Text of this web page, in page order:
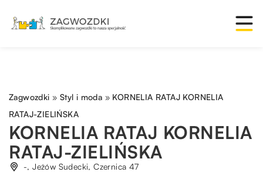
Zagwozdki » Styl i moda » KORNELIA RATAJ KORNELIA
RATAJ-ZIELIŃSKA
KORNELIA RATAJ KORNELIA
RATAJ-ZIELIŃSKA
-, Jeżów Sudecki, Czernica 47